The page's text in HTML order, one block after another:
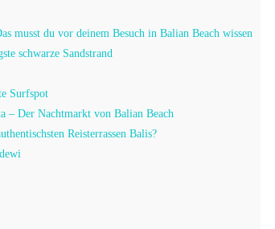
musst du vor deinem Besuch in Balian Beach wissen
schwarze Sandstrand
Surfspot
– Der Nachtmarkt von Balian Beach
Reisterrassen Balis?